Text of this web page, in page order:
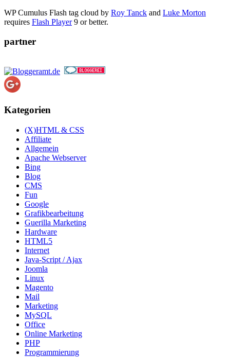
WP Cumulus Flash tag cloud by Roy Tanck and Luke Morton
requires Flash Player9 or better.
partner
Kategorien
(X)HTML & CSS
Affiliate
Allgemein
Apache Webserver
Bing
Blog
CMS
Fun
Google
Grafikbearbeitung
Guerilla Marketing
Hardware
HTML5
Internet
Java-Script / Ajax
Joomla
Linux
Magento
Mail
Marketing
MySQL
Office
Online Marketing
PHP
Programmierung